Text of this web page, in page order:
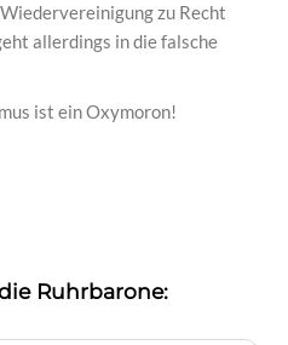
zu Recht
allerdings in die falsche
ist ein Oxymoron!
Ruhrbarone: